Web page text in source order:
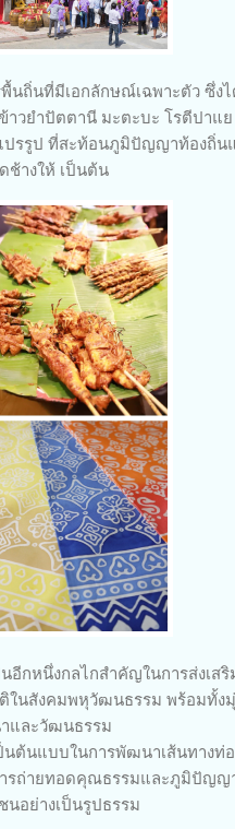
นถิ่นที่มีเอกลักษณ์เฉพาะตัว ซึ่ง
าวยำปัตตานี มะตะบะ โรตีปา
รูป ที่สะท้อนภูมิปัญญาท้องถิ่นแ
ช้างให้ เป็นต้น
อีกหนึ่งกลไกสำคัญในการส่งเส
ติในสังคมพหุวัฒนธรรม พร้อมทั้
และวัฒนธรรม
ต้นแบบในการพัฒนาเส้นทางท่อ
รถ่ายทอดคุณธรรมและภูมิปัญญ
อย่างเป็นรูปธรรม